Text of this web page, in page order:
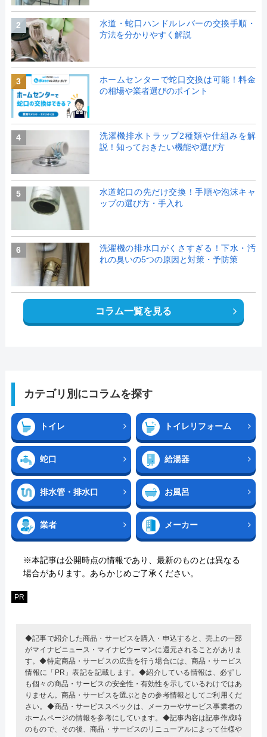
2
水道・蛇口ハンドルレバーの交換手順・
方法を分かりやすく解説
3
ホームセンターで蛇口交換は可能！料金
の相場や業者選びのポイント
4
洗濯機排水トラップ2種類や仕組みを解
説！知っておきたい機能や選び方
5
水道蛇口の先だけ交換！手順や泡沫キャ
ップの選び方・手入れ
6
洗濯機の排水口がくさすぎる！下水・汚
れの臭いの5つの原因と対策・予防策
コラム一覧を見る
カテゴリ別にコラムを探す
トイレ トイレリフォーム
蛇口 給湯器
排水管・排水口 お風呂
業者 メーカー
※本記事は公開時点の情報であり、最新のものとは異なる
場合があります。あらかじめご了承ください。
PR
◆記事で紹介した商品・サービスを購入・申込すると、売上の一部
がマイナビニュース・マイナビウーマンに還元されることがありま
す。◆特定商品・サービスの広告を行う場合には、商品・サービス
情報に「PR」表記を記載します。◆紹介している情報は、必ずし
も個々の商品・サービスの安全性・有効性を示しているわけではあ
りません。商品・サービスを選ぶときの参考情報としてご利用くだ
さい。◆商品・サービススペックは、メーカーやサービス事業者の
ホームページの情報を参考にしています。◆記事内容は記事作成時
のもので、その後、商品・サービスのリニューアルによって仕様や